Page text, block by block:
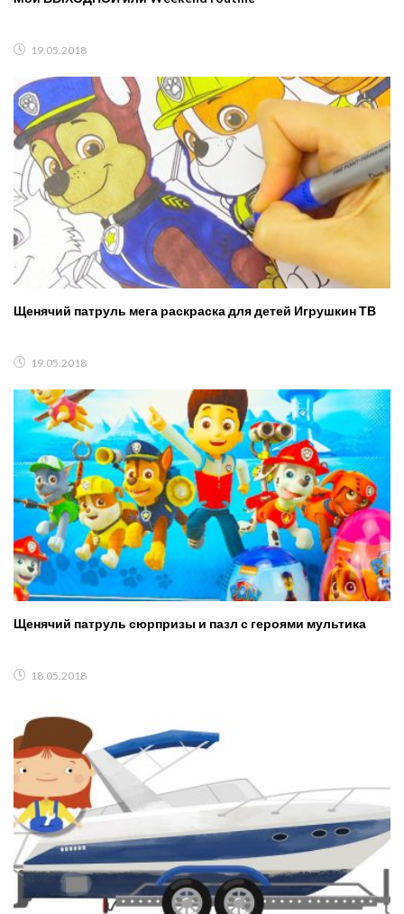
19.05.2018
Щенячий патруль мега раскраска для детей Игрушкин ТВ
19.05.2018
Щенячий патруль сюрпризы и пазл с героями мультика
18.05.2018